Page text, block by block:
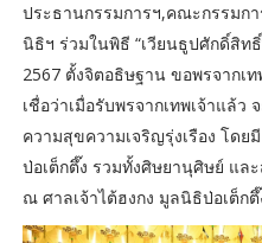
ประธานกรรมการฯ,คณะกรรมก
นิธิฯ ร่วมในพิธี “เวียนธูปศักดิ์สิท
2567 ตั้งจิตอธิษฐาน ขอพรจากเ
เชื่อว่าเมื่อรับพรจากเทพเจ้าแล้ว
ความสุขความเจริญรุ่งเรือง โด
ป่อเต็กตึ๊ง รวมทั้งศิษยานุศิษย์ แล
ณ ศาลเจ้าไต้ฮงกง มูลนิธิป่อเต็ก